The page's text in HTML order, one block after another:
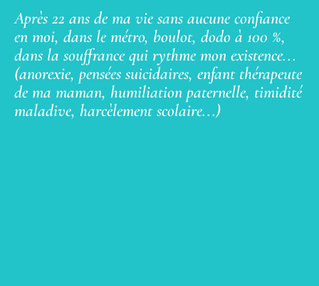
Après 22 ans de ma vie sans aucune confiance
en moi, dans le métro, boulot, dodo à 100 %,
dans la souffrance qui rythme mon existence...
(anorexie, pensées suicidaires, enfant thérapeute
de ma maman, humiliation paternelle, timidité
maladive, harcèlement scolaire...)